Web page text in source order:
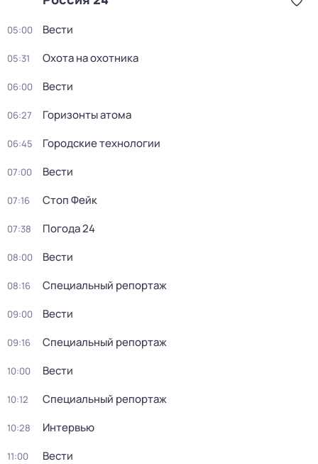
05:00 Вести
05:31 Охота на охотника
06:00 Вести
06:27 Горизонты атома
06:45 Городские технологии
07:00 Вести
07:16 Стоп Фейк
07:38 Погода 24
08:00 Вести
08:16 Специальный репортаж
09:00 Вести
09:16 Специальный репортаж
10:00 Вести
10:12 Специальный репортаж
10:28 Интервью
11:00 Вести